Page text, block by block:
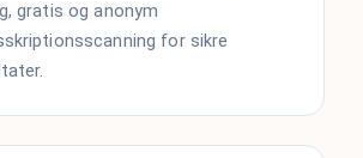
gratis og anonym
for sikre